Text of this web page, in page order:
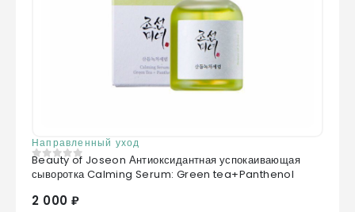
Направленный уход
0 из 5
Beauty of Joseon Антиоксидантная успокаивающая
сыворотка Calming Serum: Green tea+Panthenol
2 000 ₽